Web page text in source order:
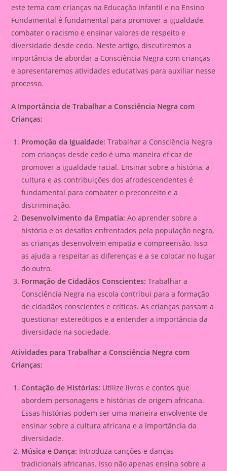
este tema com crianças na Educação Infantil e no Ensino
Fundamental é fundamental para promover a igualdade,
combater o racismo e ensinar valores de respeito e
diversidade desde cedo. Neste artigo, discutiremos a
importância de abordar a Consciência Negra com crianças
e apresentaremos atividades educativas para auxiliar nesse
processo.
A Importância de Trabalhar a Consciência Negra com
Crianças:
Promoção da Igualdade: Trabalhar a Consciência Negra
com crianças desde cedo é uma maneira eficaz de
promover a igualdade racial. Ensinar sobre a história, a
cultura e as contribuições dos afrodescendentes é
fundamental para combater o preconceito e a
discriminação.
Desenvolvimento da Empatia: Ao aprender sobre a
história e os desafios enfrentados pela população negra,
as crianças desenvolvem empatia e compreensão. Isso
as ajuda a respeitar as diferenças e a se colocar no lugar
do outro.
Formação de Cidadãos Conscientes: Trabalhar a
Consciência Negra na escola contribui para a formação
de cidadãos conscientes e críticos. As crianças passam a
questionar estereótipos e a entender a importância da
diversidade na sociedade.
Atividades para Trabalhar a Consciência Negra com
Crianças:
Contação de Histórias: Utilize livros e contos que
abordem personagens e histórias de origem africana.
Essas histórias podem ser uma maneira envolvente de
ensinar sobre a cultura africana e a importância da
diversidade.
Música e Dança: Introduza canções e danças
tradicionais africanas. Isso não apenas ensina sobre a